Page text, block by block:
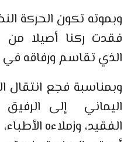
وبموته تكون الحركة
فقدت ركنا أصيلا من
الذي تقاسم ورفاقه في
وبمناسبة فجع انتقال
اليماني إلى الرفيق
الفقيد، وزملاءه